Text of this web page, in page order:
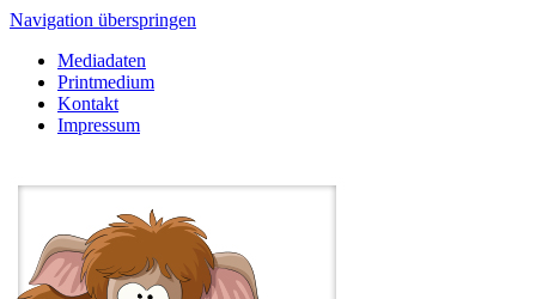
Navigation überspringen
Mediadaten
Printmedium
Kontakt
Impressum